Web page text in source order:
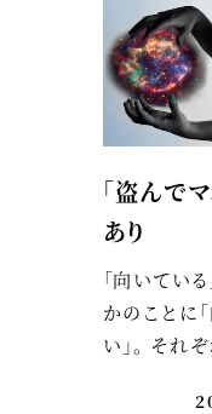
「盗んで
あり
「向いてい
かのことに
い」。 それ